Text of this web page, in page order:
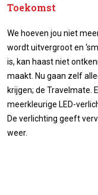
Toekomst
We hoeven jou niet
wordt uitvergroot en
is, kan haast niet
maakt. Nu gaan zelf
krijgen; de Travelmate.
meerkleurige LED-
De verlichting geeft
weer.